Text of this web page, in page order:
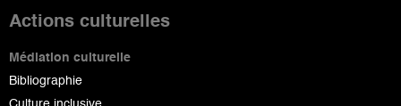
Actions culturelles
Médiation culturelle
Bibliographie